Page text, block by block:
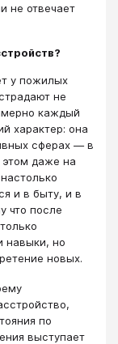
не отвечает
у пожилых
не
каждый
характер: она
сферах ― в
даже на
и в быту, и в
что после
навыки, но
новых.
по
выступает